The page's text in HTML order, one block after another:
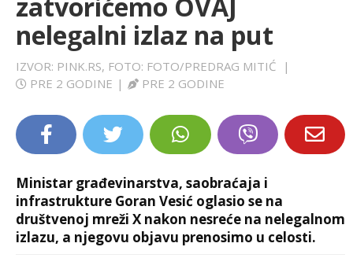
LIFESTYLE
nelegalni izlaz na put
IZVOR: PINK.RS, FOTO: FOTO/PREDRAG MITIĆ
|
PRE 2 GODINE | PRE 2 GODINE
Ministar građevinarstva, saobraćaja i
infrastrukture Goran Vesić oglasio se na
društvenoj mreži X nakon nesreće na nelegalnom
izlazu, a njegovu objavu prenosimo u celosti.